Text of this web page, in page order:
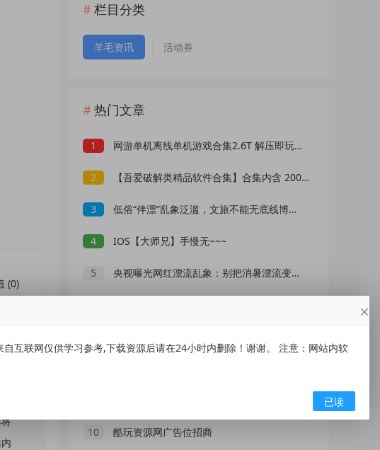
(0)
栏目分类
羊毛资讯 活动券
热门文章
1 网游单机离线单机游戏合集2.6T 解压即玩 网盘下载 一键端免安装免配置
2 【吾爱破解类精品软件合集】合集内含 2000 +实用工具 【1.5GB】
3 低俗“伴漂”乱象泛滥，文旅不能无底线博流量
4 IOS【大师兄】手慢无~~~
5 央视曝光网红漂流乱象：别把消暑漂流变成一场冒险赌命
10 酷玩资源网广告位招商
互联网仅供学习参考,下载资源后请在24小时内删除！谢谢。 注意：网站内软
已读